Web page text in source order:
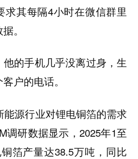
求其每隔4小时在微信群里
。
的手机几乎没离过身，生
户的电话。
能源行业对锂电铜箔的需求
调研数据显示，2025年1至
箔产量达38.5万吨，同比